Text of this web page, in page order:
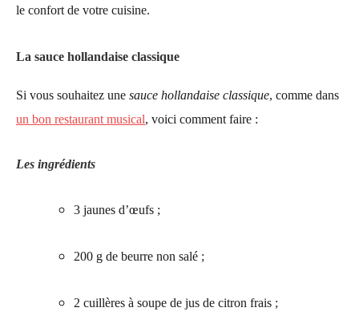
le confort de votre cuisine.
La sauce hollandaise classique
Si vous souhaitez une sauce hollandaise classique, comme dans
un bon restaurant musical, voici comment faire :
Les ingrédients
3 jaunes d’œufs ;
200 g de beurre non salé ;
2 cuillères à soupe de jus de citron frais ;